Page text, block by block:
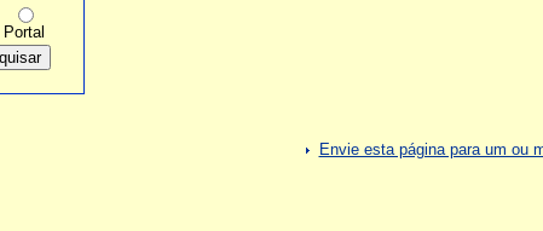
Portal
Envie esta página para um ou